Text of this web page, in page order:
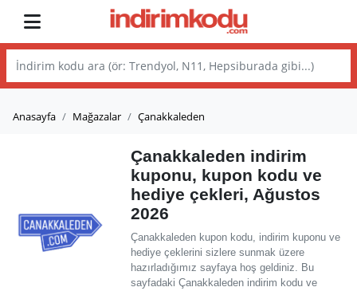
Anasayfa Mağazalar Çanakkaleden
Çanakkaleden indirim
kuponu, kupon kodu ve
hediye çekleri, Ağustos
2026
Çanakkaleden kupon kodu, indirim kuponu ve
hediye çeklerini sizlere sunmak üzere
hazırladığımız sayfaya hoş geldiniz. Bu
sayfadaki Çanakkaleden indirim kodu ve